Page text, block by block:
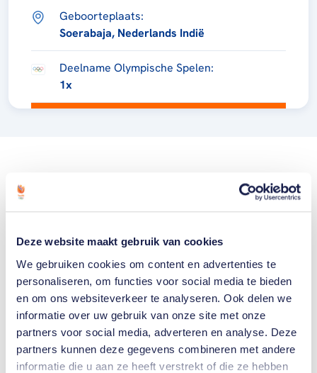
Deze website maakt gebruik van cookies
We gebruiken cookies om content en advertenties te
personaliseren, om functies voor social media te bieden
en om ons websiteverkeer te analyseren. Ook delen we
informatie over uw gebruik van onze site met onze
partners voor social media, adverteren en analyse. Deze
partners kunnen deze gegevens combineren met andere
informatie die u aan ze heeft verstrekt of die ze hebben
Geboorteplaats:
Soerabaja, Nederlands Indië
Deelname Olympische Spelen:
1x
Welke Nederlanders hebben er
ooit meegedaan aan de
Olympische Spelen?